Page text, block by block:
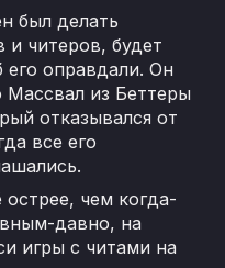
был делать
и читеров, будет
его оправдали. Он
Масcвал из Беттеры
отказывался от
все его
чем когда-
давно, на
игры с читами на